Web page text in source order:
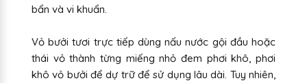
bẩn và vi khuẩn.
Vỏ bưởi tươi trực tiếp dùng nấu nước gội đầu hoặc
thái vỏ thành từng miếng nhỏ đem phơi khô, phơi
khô vỏ bưởi để dự trữ để sử dụng lâu dài. Tuy nhiên,